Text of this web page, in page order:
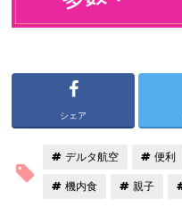
シェア
デルタ航空 便利
機内食 親子